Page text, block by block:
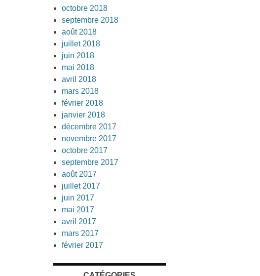
octobre 2018
septembre 2018
août 2018
juillet 2018
juin 2018
mai 2018
avril 2018
mars 2018
février 2018
janvier 2018
décembre 2017
novembre 2017
octobre 2017
septembre 2017
août 2017
juillet 2017
juin 2017
mai 2017
avril 2017
mars 2017
février 2017